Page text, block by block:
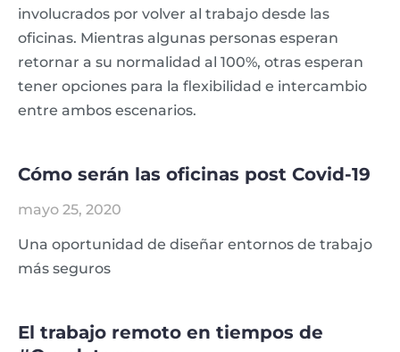
involucrados por volver al trabajo desde las
oficinas. Mientras algunas personas esperan
retornar a su normalidad al 100%, otras esperan
tener opciones para la flexibilidad e intercambio
entre ambos escenarios.
Cómo serán las oficinas post Covid-19
mayo 25, 2020
Una oportunidad de diseñar entornos de trabajo
más seguros
El trabajo remoto en tiempos de